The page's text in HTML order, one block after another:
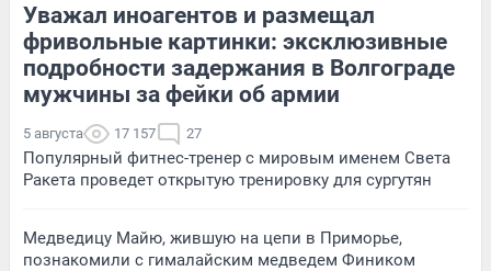
Уважал иноагентов и размещал
фривольные картинки: эксклюзивные
подробности задержания в Волгограде
мужчины за фейки об армии
5 августа 17 157 27
Популярный фитнес-тренер с мировым именем Света
Ракета проведет открытую тренировку для сургутян
Медведицу Майю, жившую на цепи в Приморье,
познакомили с гималайским медведем Фиником